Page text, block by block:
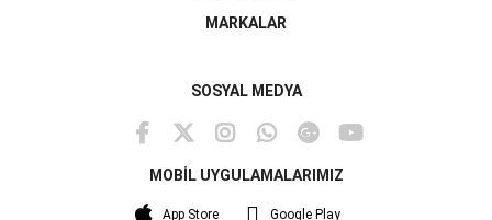
MARKALAR
SOSYAL MEDYA
MOBİL UYGULAMALARIMIZ
App Store Google Play